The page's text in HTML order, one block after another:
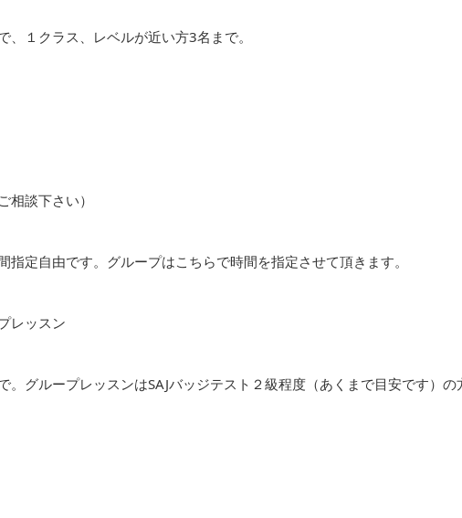
１クラス、レベルが近い方3名まで。
相談下さい）
定自由です。グループはこちらで時間を指定させて頂きます。
レッスン
。グループレッスンはSAJバッジテスト２級程度（あくまで目安です）の